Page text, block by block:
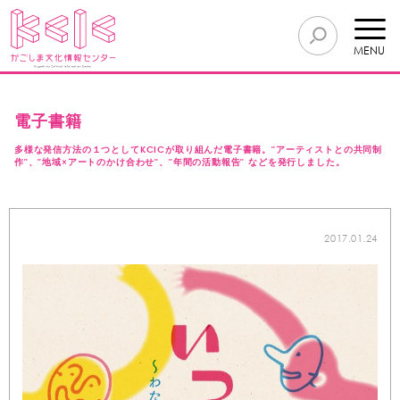
MENU
電子書籍
多様な発信方法の１つとしてKCICが取り組んだ電子書籍。"アーティストとの共同制
作"、"地域×アートのかけ合わせ"、"年間の活動報告" などを発行しました。
2017.01.24